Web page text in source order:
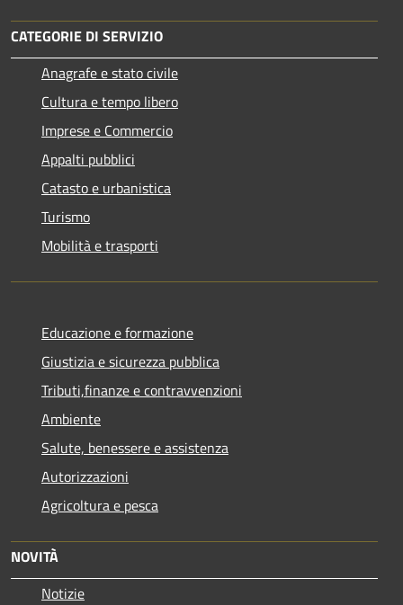
CATEGORIE DI SERVIZIO
Anagrafe e stato civile
Cultura e tempo libero
Imprese e Commercio
Appalti pubblici
Catasto e urbanistica
Turismo
Mobilità e trasporti
Educazione e formazione
Giustizia e sicurezza pubblica
Tributi,finanze e contravvenzioni
Ambiente
Salute, benessere e assistenza
Autorizzazioni
Agricoltura e pesca
NOVITÀ
Notizie